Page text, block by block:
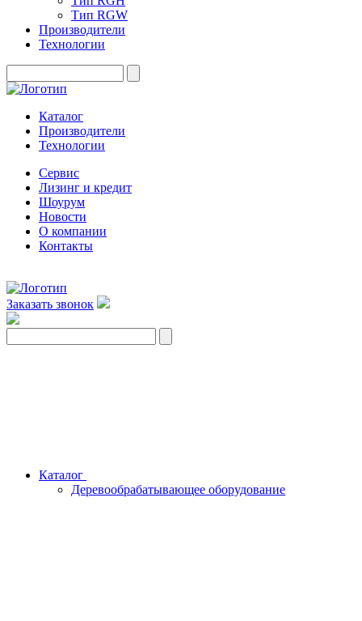
Тип RGW
Производители
Технологии
Каталог
Производители
Технологии
Сервис
Лизинг и кредит
Шоурум
Новости
О компании
Контакты
Заказать звонок
Каталог
Деревообрабатывающее оборудование